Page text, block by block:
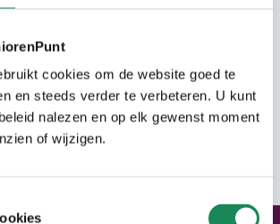
cookies om de website goed te
en steeds verder te verbeteren. U kunt
nalezen en op elk gewenst moment
of wijzigen.
hebben op de begane
slaapkamer,
keuken. Op de eerste
u naar de (grote) tuin. Verder
Wijzer Veldhoven
is er in Veldhoven ook
kunnen hier terecht